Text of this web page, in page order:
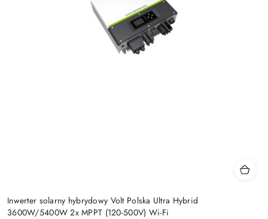
Inwerter solarny hybrydowy Volt Polska Ultra Hybrid
3600W/5400W 2x MPPT (120-500V) Wi-Fi